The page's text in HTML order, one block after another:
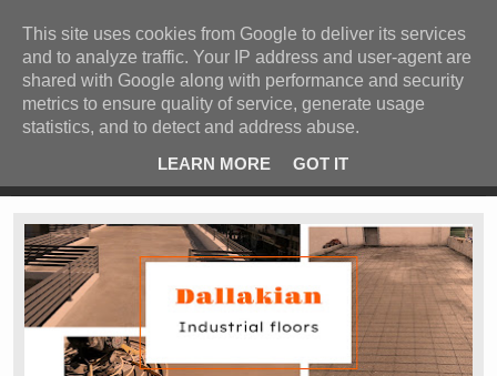
Κατερίνα Περιστέρη: «Οι εργασίες στον Τύμβο Καστά
ΚΕΝΤΡΙΚΗ ΑΝΑ ΚΑΤΗΓΟΡΙΑ
ΕΙΔΗΣΕΙΣ ΑΝΑ ΠΕΡΙΟΧΗ
ΠΡΟΣΦΑΤΑ ΝΕΑ
Ν. ΣΕΡΡΩΝ Η ΓΗ ΜΑΣ
ΤΥΧΑΙΕΣ ΑΝΑΡΤΗΣΕΙΣ/ΑΡΘΡΑ
Serres Racing Circuit
Panserraikos FC
This site uses cookies from Google to deliver its services
and to analyze traffic. Your IP address and user-agent are
shared with Google along with performance and security
metrics to ensure quality of service, generate usage
statistics, and to detect and address abuse.
LEARN MORE
GOT IT